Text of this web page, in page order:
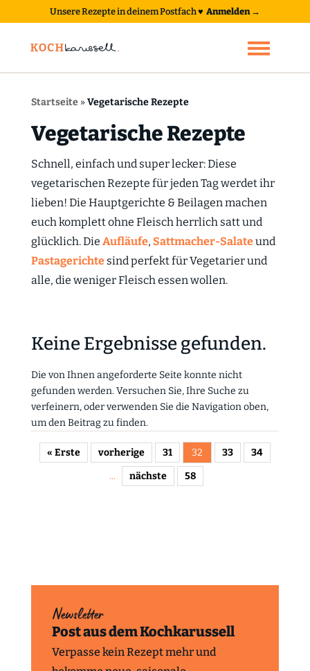
Unsere Rezepte in deinem Postfach♥ Anmelden →
Startseite»Vegetarische Rezepte
Vegetarische Rezepte
Schnell, einfach und super lecker: Diese
vegetarischen Rezepte für jeden Tag werdet ihr
lieben! Die Hauptgerichte & Beilagen machen
euch komplett ohne Fleisch herrlich satt und
glücklich. Die Aufläufe, Sattmacher-Salateund
Pastagerichte sind perfekt für Vegetarier und
alle, die weniger Fleisch essen wollen.
Keine Ergebnisse gefunden.
Die von Ihnen angeforderte Seite konnte nicht
gefunden werden. Versuchen Sie, Ihre Suche zu
verfeinern, oder verwenden Sie die Navigation oben,
um den Beitrag zu finden.
« Erste vorherige 31 32 33
34
...
nächste 58
Newsletter
Post aus dem Kochkarussell
Verpasse kein Rezept mehr und